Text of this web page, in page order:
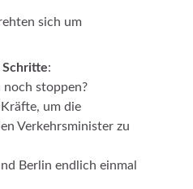
sich um
:
noch stoppen?
um die
Verkehrsminister zu
Berlin endlich einmal